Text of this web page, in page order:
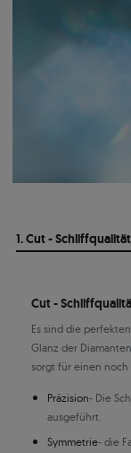
1. Cut - Schliffqualität
Cut -
Es sind die
Glanz der
sorgt für einen noch
Präzision- Die
ausgeführt.
Symmetrie- die